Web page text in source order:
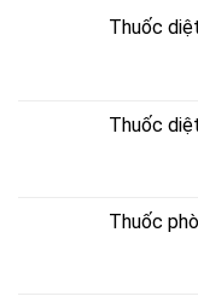
Thuốc
Thuốc
Thuốc